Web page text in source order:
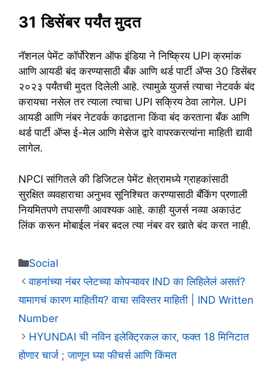
31 डिसेंबर पर्यंत मुदत
नॅशनल पेमेंट कॉर्पोरेशन ऑफ इंडिया ने निष्क्रिय UPI क्रमांक
आणि आयडी बंद करण्यासाठी बँक आणि थर्ड पार्टी ॲप्स 30 डिसेंबर
२०२३ पर्यंतची मुदत दिलेली आहे. त्यामुळे युजर्स त्याचा नेटवर्क बंद
करायचा नसेल तर त्याला त्याचा UPI सक्रिय ठेवा लागेल. UPI
आयडी आणि नंबर नेटवर्क काढताना किंवा बंद करताना बँक आणि
थर्ड पार्टी ॲप्स ई-मेल आणि मेसेज द्वारे वापरकरत्यांना माहिती द्यावी
लागेल.
NPCI सांगितले की डिजिटल पेमेंट क्षेत्रामध्ये ग्राहकांसाठी
सुरक्षित व्यवहाराचा अनुभव सूनिश्चित करण्यासाठी बँकिंग प्रणाली
नियमितपणे तपासणी आवश्यक आहे. काही युजर्स नव्या अकाउंट
लिंक करून मोबाईल नंबर बदल त्या नंबर वर खाते बंद करत नाही.
Categories
Social
वाहनांच्या नंबर प्लेटच्या कोपऱ्यावर IND का लिहिलेलं असतं?
यामागचं कारण माहितीय? वाचा सविस्तर माहिती | IND Written
Number
HYUNDAI ची नविन इलेक्ट्रिकल कार, फक्त 18 मिनिटात
होणार चार्ज ; जाणून घ्या फीचर्स आणि किंमत